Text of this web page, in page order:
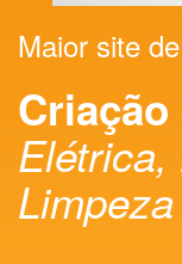
Maior site
Criação